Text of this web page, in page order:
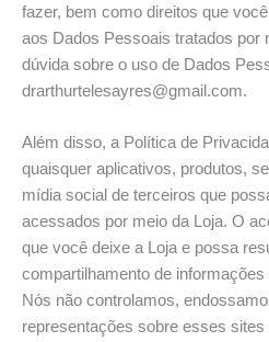
fazer, bem como direitos que
aos Dados Pessoais tratados por
dúvida sobre o uso de Dados
drarthurtelesayres@gmail.com.
Além disso, a Política de
quaisquer aplicativos, produtos,
mídia social de terceiros que
acessados por meio da Loja. O
que você deixe a Loja e possa
compartilhamento de
Nós não controlamos,
representações sobre esses